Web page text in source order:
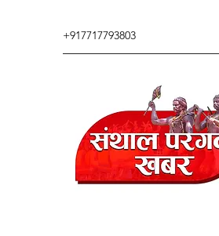
+917717793803